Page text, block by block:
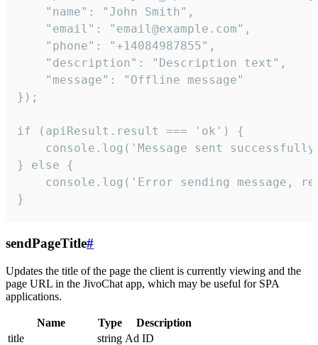
    "name": "John Smith",
    "email": "email@example.com",
    "phone": "+14084987855",
    "description": "Description text",
    "message": "Offline message"
});
if (apiResult.result === 'ok') {
console.log('Message sent
} else {
console.log('Error sending message,
}
sendPageTitle#
Updates the title of the page the client is currently viewing and the
page URL in the JivoChat app, which may be useful for SPA
applications.
Name Type
Description
title
string Ad ID